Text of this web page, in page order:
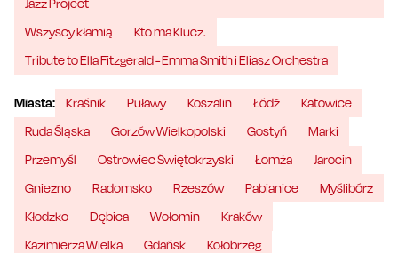
Wszyscy kłamią
Kto ma Klucz.
Tribute to Ella Fitzgerald - Emma Smith i Eliasz Orchestra
Miasta: Kraśnik Puławy Koszalin Łódź
Katowice
Ruda Śląska
Gorzów Wielkopolski Gostyń
Marki
Przemyśl
Ostrowiec Świętokrzyski Łomża
Jarocin
Gniezno
Radomsko Rzeszów Pabianice
Myślibórz
Kłodzko
Dębica Wołomin
Kraków
Kazimierza Wielka
Gdańsk Kołobrzeg